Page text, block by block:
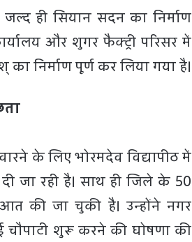
ही सियान सदन का निर्माण
और शुगर फैक्ट्री परिसर में
निर्माण पूर्ण कर लिया गया है।
के लिए भोरमदेव विद्यापीठ में
जा रही है। साथ ही जिले के 50
की जा चुकी है। उन्होंने नगर
शुरू करने की घोषणा की